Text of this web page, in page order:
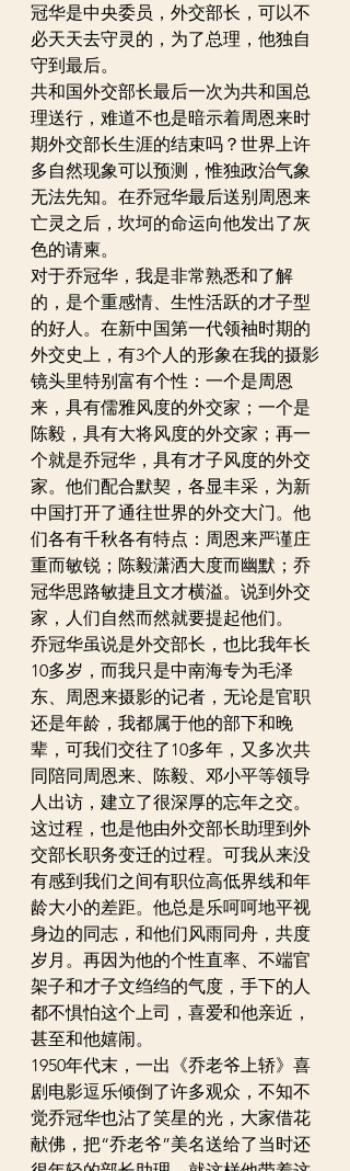
冠华是中央委员，外交部长，可以不
必天天去守灵的，为了总理，他独自
守到最后。
共和国外交部长最后一次为共和国总
理送行，难道不也是暗示着周恩来时
期外交部长生涯的结束吗？世界上许
多自然现象可以预测，惟独政治气象
无法先知。在乔冠华最后送别周恩来
亡灵之后，坎坷的命运向他发出了灰
色的请柬。
对于乔冠华，我是非常熟悉和了解
的，是个重感情、生性活跃的才子型
的好人。在新中国第一代领袖时期的
外交史上，有3个人的形象在我的摄影
镜头里特别富有个性：一个是周恩
来，具有儒雅风度的外交家；一个是
陈毅，具有大将风度的外交家；再一
个就是乔冠华，具有才子风度的外交
家。他们配合默契，各显丰采，为新
中国打开了通往世界的外交大门。他
们各有千秋各有特点：周恩来严谨庄
重而敏锐；陈毅潇洒大度而幽默；乔
冠华思路敏捷且文才横溢。说到外交
家，人们自然而然就要提起他们。
乔冠华虽说是外交部长，也比我年长
10多岁，而我只是中南海专为毛泽
东、周恩来摄影的记者，无论是官职
还是年龄，我都属于他的部下和晚
辈，可我们交往了10多年，又多次共
同陪同周恩来、陈毅、邓小平等领导
人出访，建立了很深厚的忘年之交。
这过程，也是他由外交部长助理到外
交部长职务变迁的过程。可我从来没
有感到我们之间有职位高低界线和年
龄大小的差距。他总是乐呵呵地平视
身边的同志，和他们风雨同舟，共度
岁月。再因为他的个性直率、不端官
架子和才子文绉绉的气度，手下的人
都不惧怕这个上司，喜爱和他亲近，
甚至和他嬉闹。
1950年代末，一出《乔老爷上轿》喜
剧电影逗乐倾倒了许多观众，不知不
觉乔冠华也沾了笑星的光，大家借花
献佛，把“乔老爷”美名送给了当时还